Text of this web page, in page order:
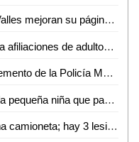
Alumnos de la UICSLP Campus Valles mejoran su página sobre lengua Tének
En Xilitla INAPAM municipal realiza afiliaciones de adultos mayores
Amigos y familiares despiden a elemento de la Policía Municipal fallecido
Invitan a lotería en favor de Anita, la pequeña niña que padece de atrofia cerebral
Autobús choca de frente contra una camioneta; hay 3 lesionados